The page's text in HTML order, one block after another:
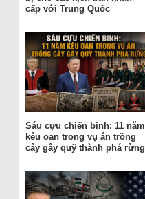
cấp với Trung Quốc
Sáu cựu chiến binh: 11 năm
kêu oan trong vụ án trồng
cây gây quỹ thành phá rừng